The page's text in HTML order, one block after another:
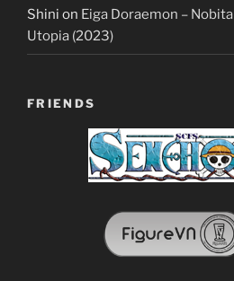
Shini on Eiga Doraemon –
Utopia (2023)
FRIENDS